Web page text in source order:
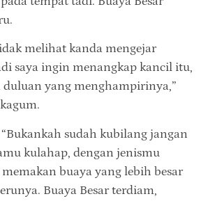
melihat kanda mengejar
saya ingin menangkap kancil itu,
yang menghampirinya,”
sudah kubilang jangan
kulahap, dengan jenismu
buaya yang lebih besar
Buaya Besar terdiam,